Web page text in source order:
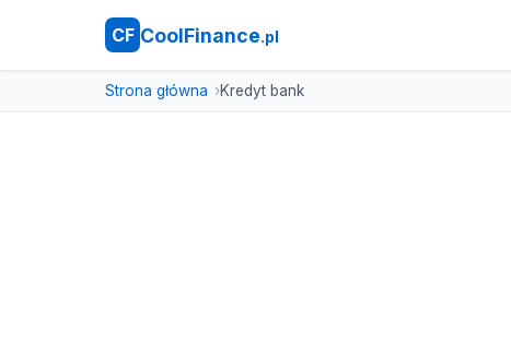
CF CoolFinance.pl
Strona główna Kredyt bank